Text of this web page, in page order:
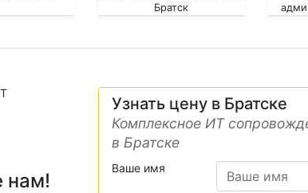
Братск
нам!
Узнать цену в Братске
Комплексное ИТ
в Братске
Ваше имя